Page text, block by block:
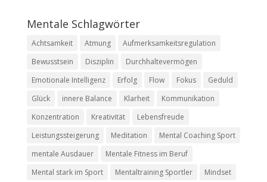
Mentale Schlagwörter
Achtsamkeit Atmung
Aufmerksamkeitsregulation
Bewusstsein
Disziplin
Durchhaltevermögen
Emotionale Intelligenz
Erfolg Flow Fokus
Geduld
Glück
innere Balance Klarheit
Kommunikation
Konzentration
Kreativität
Lebensfreude
Leistungssteigerung
Meditation
Mental Coaching Sport
mentale Ausdauer
Mentale Fitness im Beruf
Mental stark im Sport
Mentaltraining Sportler Mindset